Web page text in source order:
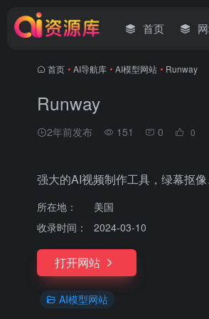
首页
首页 • AI导航库 • AI模型网站 • Runway
Runway
2年前发布 151 0 0
强大的AI视频制作工具，绿幕抠
所在地：
美国
收录时间：
2024-03-10
打开网站
AI模型网站